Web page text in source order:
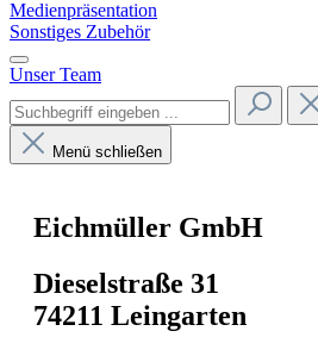
Medienpräsentation
Sonstiges Zubehör
Unser Team
Menü schließen
Eichmüller GmbH
Dieselstraße 31
74211 Leingarten